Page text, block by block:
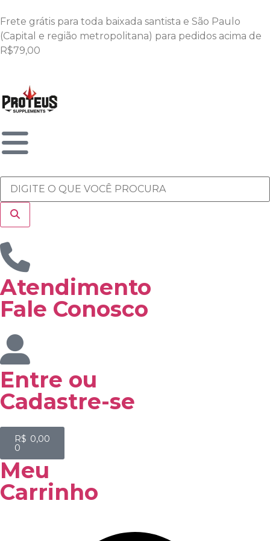
Frete grátis para toda baixada santista e São Paulo
(Capital e região metropolitana) para pedidos acima de
R$79,00
Atendimento
Fale Conosco
Entre ou
Cadastre-se
R$ 0,00
0
Meu
Carrinho